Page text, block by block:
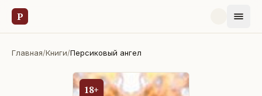
Р
Главная/Книги/Персиковый ангел
18+